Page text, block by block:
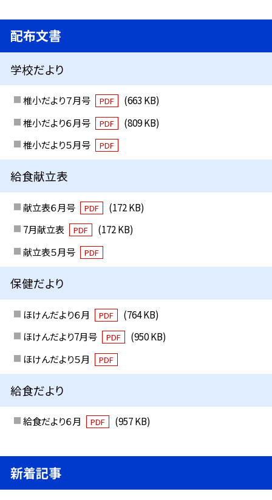
配布文書
学校だより
椎小だより７月号 PDF
(663 KB)
椎小だより６月号
PDF
(809 KB)
椎小だより５月号
PDF
給食献立表
献立表６月号 PDF
(172 KB)
7月献立表
PDF
(172 KB)
献立表５月号
PDF
保健だより
ほけんだより６月 PDF
(764 KB)
ほけんだより7月号
PDF
(950 KB)
ほけんだより５月
PDF
給食だより
給食だより６月 PDF (957 KB)
新着記事